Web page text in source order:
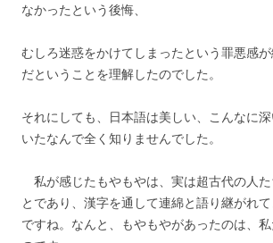
なかったという後悔、
むしろ迷惑をかけてしまったという罪悪感
だということを理解したのでした。
それにしても、日本語は美しい、こんなに
いたなんで全く知りませんでした。
私が感じたもやもやは、実は超古代の人た
とであり、漢字を通して連綿と語り継がれ
ですね。なんと、もやもやがあったのは、